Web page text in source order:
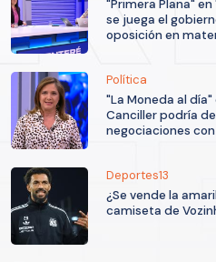
"Primera Plana"
se juega el
oposición en
Política
"La Moneda al
Canciller podría
negociaciones con
Deportes13
¿Se vende la
camiseta de